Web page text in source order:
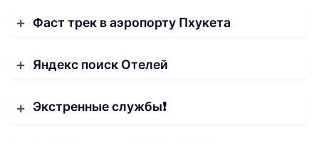
Фаст трек в аэропорту Пхукета
Яндекс поиск Отелей
Экстренные службы❗️